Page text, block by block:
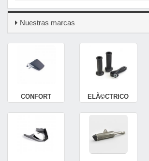
Nuestras marcas
CONFORT ELÃ©CTRICO